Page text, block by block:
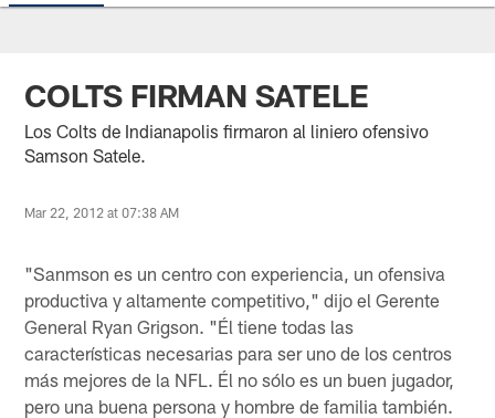
COLTS FIRMAN SATELE
Los Colts de Indianapolis firmaron al liniero ofensivo
Samson Satele.
Mar 22, 2012 at 07:38 AM
"Sanmson es un centro con experiencia, un ofensiva
productiva y altamente competitivo," dijo el Gerente
General Ryan Grigson. "Él tiene todas las
características necesarias para ser uno de los centros
más mejores de la NFL. Él no sólo es un buen jugador,
pero una buena persona y hombre de familia también.